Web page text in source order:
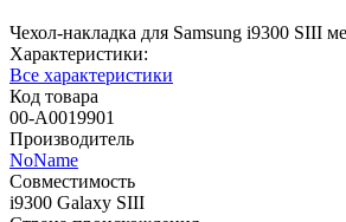
Чехол-накладка для Samsung i9300 SIII
Характеристики:
Все характеристики
Код товара
00-А0019901
Производитель
NoName
Совместимость
i9300 Galaxy SIII